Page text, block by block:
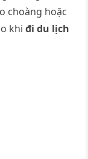
choàng hoặc
khiđi du lịch